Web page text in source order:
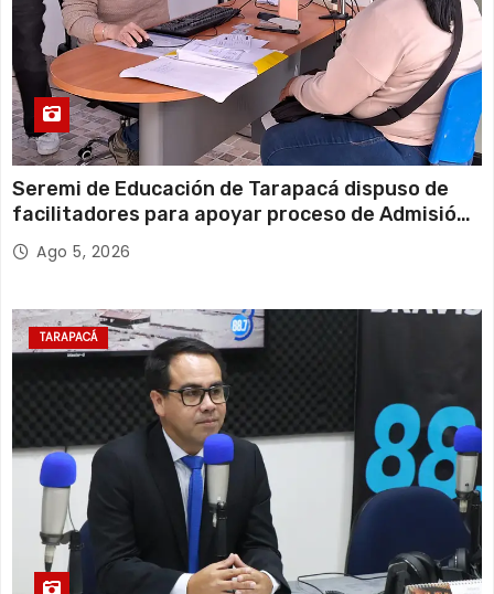
Seremi de Educación de Tarapacá dispuso de
facilitadores para apoyar proceso de Admisión
Escolar 2027
Ago 5, 2026
TARAPACÁ